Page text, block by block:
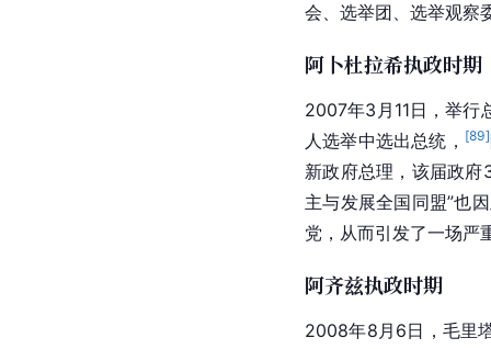
会、选举团、选举观察
阿卜杜拉希执政时期
2007年3月11日，举行
人选举中选出总统， [89]
新政府总理，该届政
主与发展全国同盟”也
党，从而引发了一场严
阿齐兹执政时期
2008年8月6日，毛里